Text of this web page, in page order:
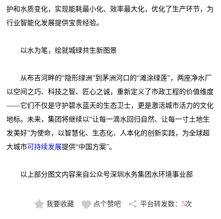
护和水质变化，实现能耗最小化、效率最大化，优化了生产环节，为
行业智能化发展提供宝贵经验。
以水为笔，绘就城绿共生新图景
从布吉河畔的“隐形绿洲”到茅洲河口的“滩涂绿莲”，两座净水厂
以空间之巧、科技之智、匠心之诚，重新定义了市政工程的价值维度
——它们不仅是守护碧水蓝天的生态卫士，更是激活城市活力的文化
地标。未来，集团将继续以“让每一滴水回归自然、让每一寸土地生
发美好”为使命，以智慧化、生态化、人本化的创新实践，为全球超
大城市可持续发展提供“中国方案”。
以上部分图文内容来自公众号深圳水务集团水环境事业部
我要收藏 点个赞吧 平台转发数： 5次